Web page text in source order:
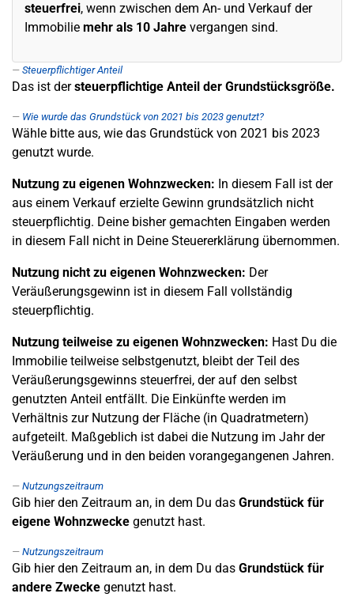
steuerfrei, wenn zwischen dem An- und Verkauf der
Immobilie mehr als 10 Jahre vergangen sind.
Steuerpflichtiger Anteil
Das ist dersteuerpflichtige Anteil der Grundstücksgröße.
Wie wurde das Grundstück von 2021 bis 2023 genutzt?
Wähle bitte aus, wie das Grundstück von 2021 bis 2023
genutzt wurde.
Nutzung zu eigenen Wohnzwecken: In diesem Fall ist der
aus einem Verkauf erzielte Gewinn grundsätzlich nicht
steuerpflichtig. Deine bisher gemachten Eingaben werden
in diesem Fall nicht in Deine Steuererklärung übernommen.
Nutzung nicht zu eigenen Wohnzwecken: Der
Veräußerungsgewinn ist in diesem Fall vollständig
steuerpflichtig.
Nutzung teilweise zu eigenen Wohnzwecken: Hast Du die
Immobilie teilweise selbstgenutzt, bleibt der Teil des
Veräußerungsgewinns steuerfrei, der auf den selbst
genutzten Anteil entfällt. Die Einkünfte werden im
Verhältnis zur Nutzung der Fläche (in Quadratmetern)
aufgeteilt. Maßgeblich ist dabei die Nutzung im Jahr der
Veräußerung und in den beiden vorangegangenen Jahren.
Nutzungszeitraum
Gib hier den Zeitraum an, in dem Du das Grundstück für
eigene Wohnzwecke genutzt hast.
Nutzungszeitraum
Gib hier den Zeitraum an, in dem Du das Grundstück für
andere Zwecke genutzt hast.